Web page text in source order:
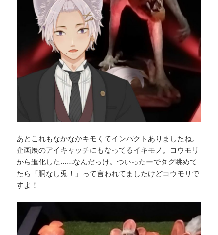
あとこれもなかなかキモくてインパクトありましたね。
企画展のアイキャッチにもなってるイキモノ。コウモリ
から進化した……なんだっけ。ついったーでタグ眺めて
たら「胴なし兎！」って言われてましたけどコウモリで
すよ！